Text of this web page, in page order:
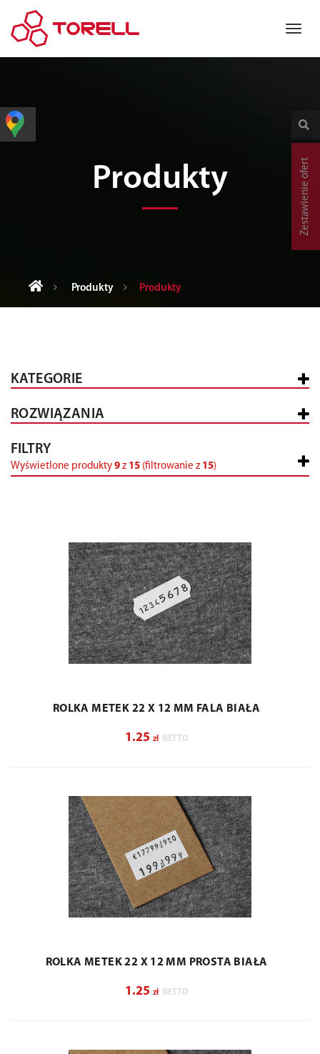
Produkty
Produkty Produkty
KATEGORIE
ROZWIĄZANIA
FILTRY
Wyświetlone produkty 9 z 15 (filtrowanie z 15)
ROLKA METEK 22 X 12 MM FALA BIAŁA
1.25 zł NETTO
ROLKA METEK 22 X 12 MM PROSTA BIAŁA
1.25 zł NETTO
Zestawienie ofert